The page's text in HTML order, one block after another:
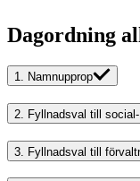
Dagordning
1. Namnupprop
2. Fyllnadsval till
3. Fyllnadsval till